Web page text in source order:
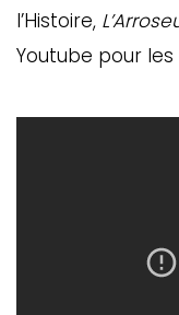
l’Histoire,
Youtube pour les